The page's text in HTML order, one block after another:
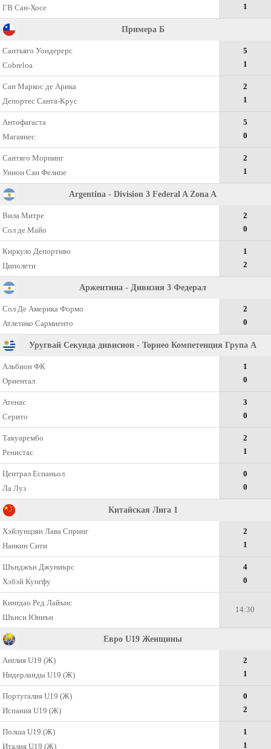
ГВ Сан-Хосе 1
Примера Б
Сантьяго Уондерерс
Cobreloa
5
1
Сан Маркос де Арика
Депортес Санта-Крус
2
1
Антофагаста
Магаянес
5
0
Сантяго Морнинг
Унион Сан Фелипе
2
1
Argentina - Division 3 Federal A Zona A
Вила Митре
Сол де Майо
2
0
Киркуло Депортиво
Циполети
1
2
Аржентина - Дивизия 3 Федерал
Сол Де Америка Формо
Атлетико Сармиенто
2
0
Уругвай Секунда дивисион - Торнео Компетенция Група А
Альбион ФК
Ориентал
1
0
Атенас
Серито
3
0
Такуарембо
Ренистас
2
1
Централ Еспаньол
Ла Луз
0
0
Китайская Лига 1
Хэйлунцзян Лава Спринг
Нанкин Сити
2
1
Шънджън Джуниърс
Хэбэй Кунгфу
4
0
Кингдао Ред Лайънс
Шънси Юниън
14:30
Евро U19 Женщины
Англия U19 (Ж)
Нидерланды U19 (Ж)
2
1
Португалия U19 (Ж)
Испания U19 (Ж)
0
2
Полша U19 (Ж)
Италия U19 (Ж)
1
1